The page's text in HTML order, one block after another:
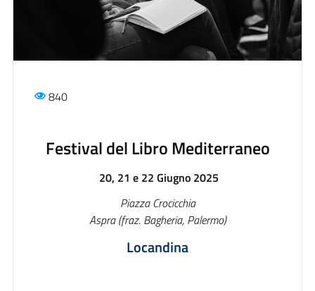
840
Festival del Libro Mediterraneo
20, 21 e 22 Giugno 2025
Piazza Crocicchia
Aspra (fraz. Bagheria, Palermo)
Locandina